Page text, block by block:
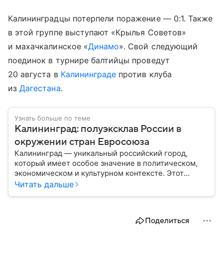
Калининградцы потерпели поражение — 0:1. Также
в этой группе выступают «Крылья Советов»
и махачкалинское «Динамо». Свой следующий
поединок в турнире балтийцы проведут
20 августа в Калининграде против клуба
изДагестана.
Узнать больше по теме
Калининград: полуэксклав России в
окружении стран Евросоюза
Калининград — уникальный российский город,
который имеет особое значение в политическом,
экономическом и культурном контексте. Этот
город, расположенный в самом сердце Европы,
Читать дальше
Поделиться